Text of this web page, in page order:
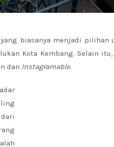
biasanya menjadi pilihan
Kota Kembang. Selain
dan Instagramable.